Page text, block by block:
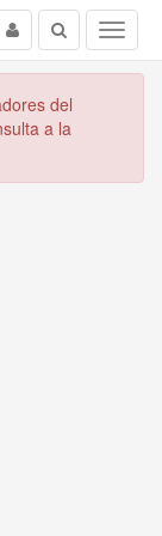
Menu
Buscar
Usuario
del
a la